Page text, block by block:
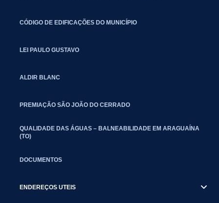
CÓDIGO DE EDIFICAÇÕES DO MUNICÍPIO
LEI PAULO GUSTAVO
ALDIR BLANC
PREMIAÇÃO SÃO JOÃO DO CERRADO
QUALIDADE DAS ÁGUAS – BALNEABILIDADE EM ARAGUAÍNA
(TO)
DOCUMENTOS
ENDEREÇOS UTEIS